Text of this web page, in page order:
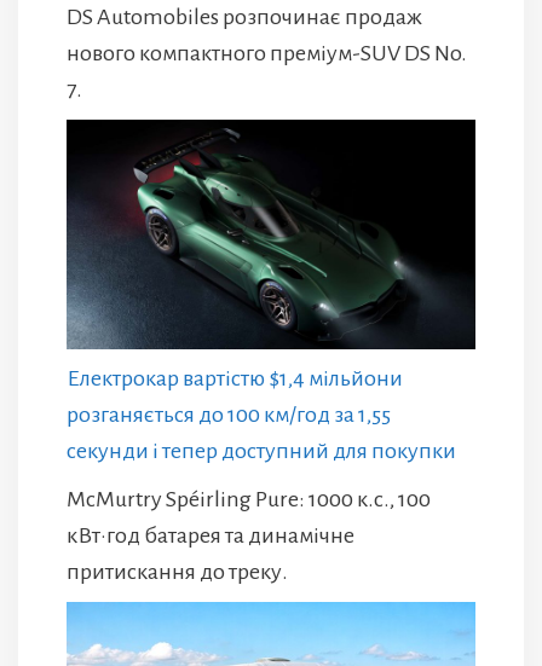
DS Automobiles розпочинає продаж
нового компактного преміум-SUV DS No.
7.
Електрокар вартістю $1,4 мільйони
розганяється до 100 км/год за 1,55
секунди і тепер доступний для покупки
McMurtry Spéirling Pure: 1000 к.с., 100
кВт·год батарея та динамічне
притискання до треку.